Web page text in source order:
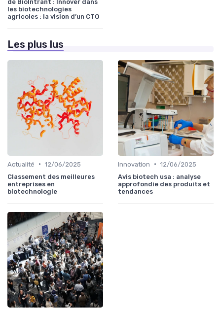
de BioIntrant : Innover dans
les biotechnologies
agricoles : la vision d’un CTO
Les plus lus
Actualité • 12/06/2025
Classement des meilleures
entreprises en
biotechnologie
Innovation • 12/06/2025
Avis biotech usa : analyse
approfondie des produits et
tendances